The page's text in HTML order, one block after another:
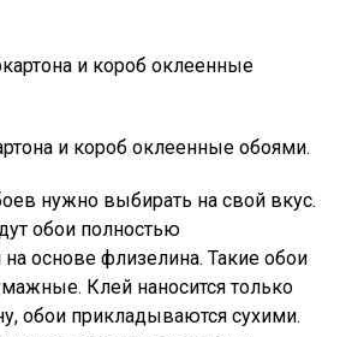
и короб оклеенные обоями.
нужно выбирать на свой вкус.
обои полностью
основе флизелина. Такие обои
Клей наносится только
обои прикладываются сухими.